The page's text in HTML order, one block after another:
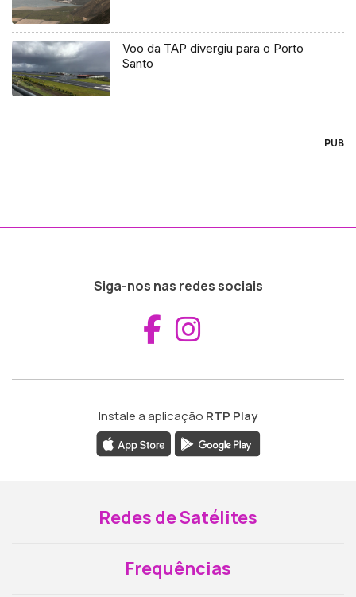
Voo da TAP divergiu para o Porto
Santo
PUB
Siga-nos nas redes sociais
Aceder ao
Instale a aplicação RTP Play
Redes de Satélites
Frequências